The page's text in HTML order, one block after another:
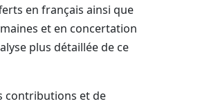
en français ainsi que
et en concertation
plus détaillée de ce
contributions et de